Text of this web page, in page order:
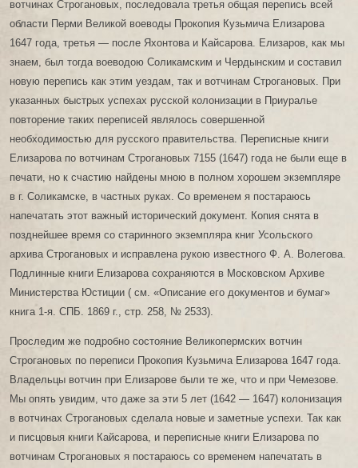
вотчинах Строгановых, последовала третья общая перепись всей
области Перми Великой воеводы Прокопия Кузьмича Елизарова
1647 года, третья — после Яхонтова и Кайсарова. Елизаров, как мы
знаем, был тогда воеводою Соликамским и Чердынским и составил
новую перепись как этим уездам, так и вотчинам Строгановых. При
указанных быстрых успехах русской колонизации в Приуралье
повторение таких переписей являлось совершенной
необходимостью для русского правительства. Переписные книги
Елизарова по вотчинам Строгановых 7155 (1647) года не были еще в
печати, но к счастию найдены мною в полном хорошем экземпляре
в г. Соликамске, в частных руках. Со временем я постараюсь
напечатать этот важный исторический документ. Копия снята в
позднейшее время со старинного экземпляра книг Усольского
архива Строгановых и исправлена рукою известного Ф. А. Волегова.
Подлинные книги Елизарова сохраняются в Московском Архиве
Министерства Юстиции ( см. «Описание его документов и бумаг»
книга 1-я. СПБ. 1869 г., стр. 258, № 2533).
Проследим же подробно состояние Великопермских вотчин
Строгановых по переписи Прокопия Кузьмича Елизарова 1647 года.
Владельцы вотчин при Елизарове были те же, что и при Чемезове.
Мы опять увидим, что даже за эти 5 лет (1642 — 1647) колонизация
в вотчинах Строгановых сделала новые и заметные успехи. Так как
и писцовыя книги Кайсарова, и переписные книги Елизарова по
вотчинам Строгановых я постараюсь со временем напечатать в